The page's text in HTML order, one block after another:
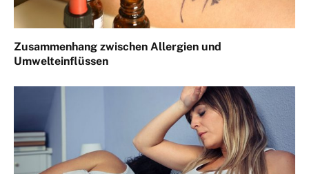
Zusammenhang zwischen Allergien und
Umwelteinflüssen